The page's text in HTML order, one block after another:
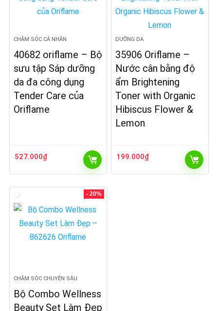
CHĂM SÓC CÁ NHÂN
40682 oriflame – Bộ
sưu tập Sáp dưỡng
da đa công dụng
Tender Care của
Oriflame
527.000₫
DƯỠNG DA
35906 Oriflame –
Nước cân bằng độ
ẩm Brightening
Toner with Organic
Hibiscus Flower &
Lemon
199.000₫
- 20%
CHĂM SÓC CHUYÊN SÂU
Bộ Combo Wellness
Beauty Set Làm Đẹp